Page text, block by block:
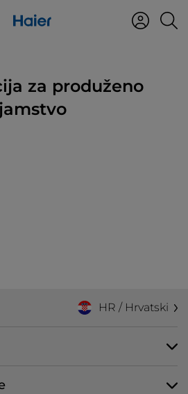
za produženo
jamstvo
HR / Hrvatski